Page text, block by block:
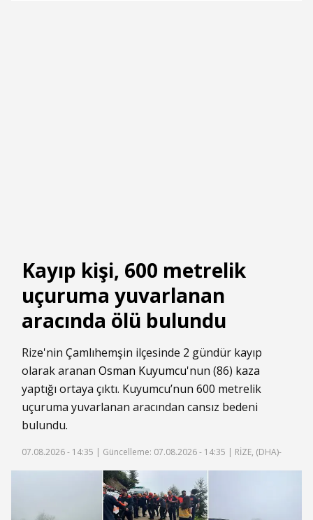
Kayıp kişi, 600 metrelik
uçuruma yuvarlanan
aracında ölü bulundu
Rize'nin Çamlıhemşin ilçesinde 2 gündür kayıp
olarak aranan Osman Kuyumcu'nun (86) kaza
yaptığı ortaya çıktı. Kuyumcu’nun 600 metrelik
uçuruma yuvarlanan aracından cansız bedeni
bulundu.
07.08.2026 - 14:35 | Güncelleme: 07.08.2026 - 14:35 | RİZE, (DHA)-